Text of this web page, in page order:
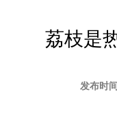
荔枝是
发布时